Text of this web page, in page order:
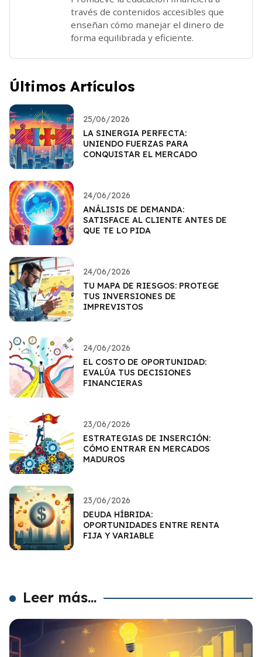
través de contenidos accesibles que
enseñan cómo manejar el dinero de
forma equilibrada y eficiente.
Últimos Artículos
25/06/2026
LA SINERGIA PERFECTA:
UNIENDO FUERZAS PARA
CONQUISTAR EL MERCADO
24/06/2026
ANÁLISIS DE DEMANDA:
SATISFACE AL CLIENTE ANTES DE
QUE TE LO PIDA
24/06/2026
TU MAPA DE RIESGOS: PROTEGE
TUS INVERSIONES DE
IMPREVISTOS
24/06/2026
EL COSTO DE OPORTUNIDAD:
EVALÚA TUS DECISIONES
FINANCIERAS
23/06/2026
ESTRATEGIAS DE INSERCIÓN:
CÓMO ENTRAR EN MERCADOS
MADUROS
23/06/2026
DEUDA HÍBRIDA:
OPORTUNIDADES ENTRE RENTA
FIJA Y VARIABLE
Leer más...